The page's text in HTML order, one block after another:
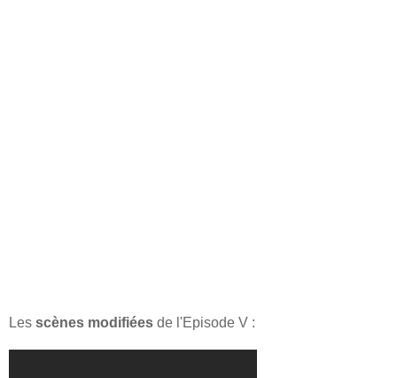
Les scènes modifiées de l'Episode V :